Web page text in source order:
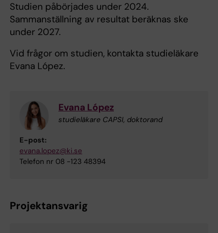
Studien påbörjades under 2024.
Sammanställning av resultat beräknas ske
under 2027.
Vid frågor om studien, kontakta studieläkare
Evana López.
Evana López
studieläkare CAPSI, doktorand
E-post:
evana.lopez@ki.se
Telefon nr 08 -123 48394
Projektansvarig